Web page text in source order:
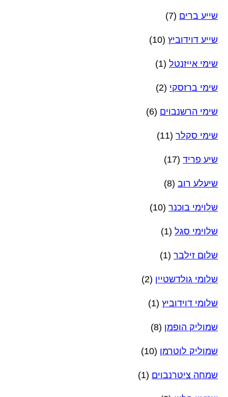
שייע ברים (7)
שייע דוידוביץ (10)
שימי אייזנטל (1)
שימי ברזסקי (2)
שימי הרשנבוים (6)
שימי סקלר (11)
שיע פריד (17)
שיעלע רוב (8)
שלוימי בוכנר (10)
שלוימי סגל (1)
שלום זילבר (1)
שלומי גולדשטיין (2)
שלומי דוידוביץ (1)
שמוליק הופמן (8)
שמוליק לוטרמן (10)
שמחה ציטרנבוים (1)